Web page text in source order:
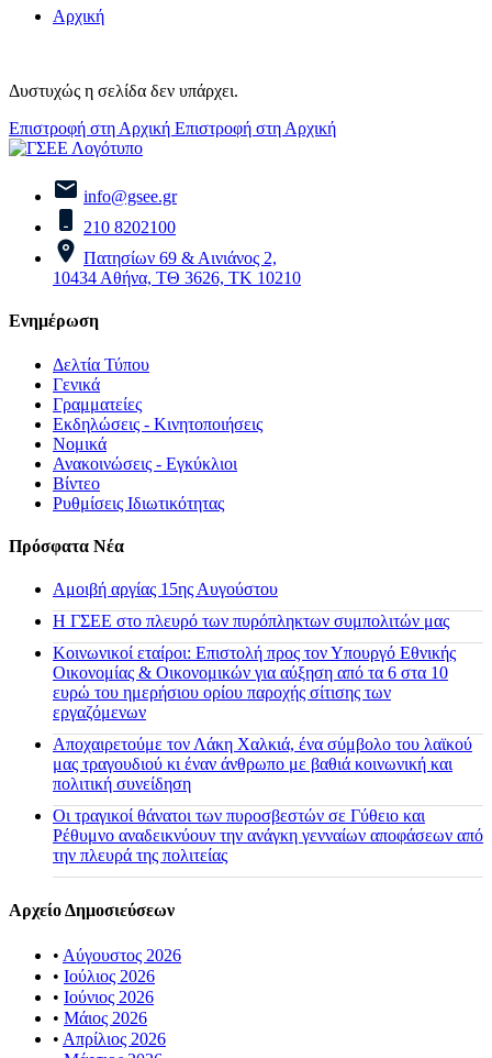
Αρχική
Δυστυχώς η σελίδα δεν υπάρχει.
Επιστροφή στη Αρχική Επιστροφή στη Αρχική
info@gsee.gr
210 8202100
Πατησίων 69 & Αινιάνος 2,
10434 Αθήνα, ΤΘ 3626, ΤΚ 10210
Ενημέρωση
Δελτία Τύπου
Γενικά
Γραμματείες
Εκδηλώσεις - Κινητοποιήσεις
Νομικά
Ανακοινώσεις - Εγκύκλιοι
Βίντεο
Ρυθμίσεις Ιδιωτικότητας
Πρόσφατα Νέα
Αμοιβή αργίας 15ης Αυγούστου
H ΓΣΕΕ στο πλευρό των πυρόπληκτων συμπολιτών μας
Κοινωνικοί εταίροι: Επιστολή προς τον Υπουργό Εθνικής
Οικονομίας & Οικονομικών για αύξηση από τα 6 στα 10
ευρώ του ημερήσιου ορίου παροχής σίτισης των
εργαζόμενων
Αποχαιρετούμε τον Λάκη Χαλκιά, ένα σύμβολο του λαϊκού
μας τραγουδιού κι έναν άνθρωπο με βαθιά κοινωνική και
πολιτική συνείδηση
Οι τραγικοί θάνατοι των πυροσβεστών σε Γύθειο και
Ρέθυμνο αναδεικνύουν την ανάγκη γενναίων αποφάσεων από
την πλευρά της πολιτείας
Αρχείο Δημοσιεύσεων
• Αύγουστος 2026
• Ιούλιος 2026
• Ιούνιος 2026
• Μάιος 2026
• Απρίλιος 2026